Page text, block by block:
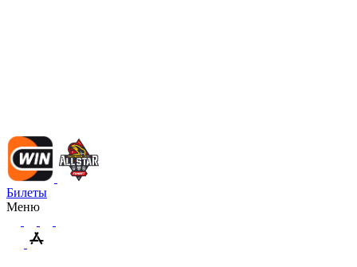
Билеты
Меню